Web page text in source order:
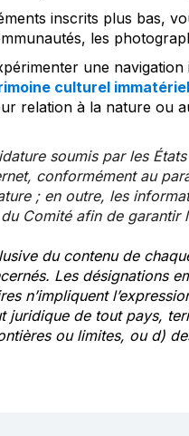
inscrits plus bas,
les
une
culturel immatériel
relation à la nature ou
soumis par les
conformément au
; en outre, les
Comité afin de garantir
du contenu de
Les désignations
n’impliquent
juridique de tout pays,
ou limites, ou d)